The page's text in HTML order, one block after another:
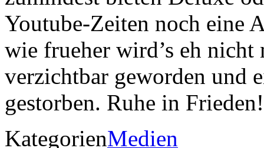
Youtube-Zeiten noch eine
wie frueher wird’s eh
verzichtbar geworden und
gestorben. Ruhe in Frieden!
KategorienMedien